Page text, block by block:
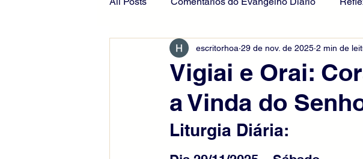
Vigiai e Orai:
a Vinda do
escritorhoa 29 de nov. de 2025 2 min de
Liturgia Diária: